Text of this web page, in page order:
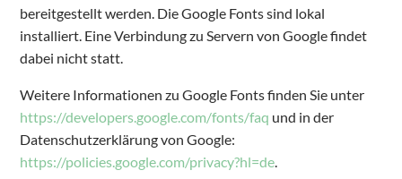
bereitgestellt werden. Die Google Fonts sind lokal
installiert. Eine Verbindung zu Servern von Google findet
dabei nicht statt.
Weitere Informationen zu Google Fonts finden Sie unter
https://developers.google.com/fonts/faq und in der
Datenschutzerklärung von Google:
https://policies.google.com/privacy?hl=de.